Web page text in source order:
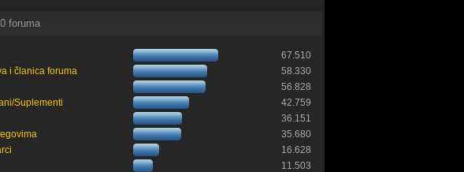
foruma
67.510
i članica foruma
58.330
56.828
Suplementi
42.759
36.151
35.680
16.628
11.503